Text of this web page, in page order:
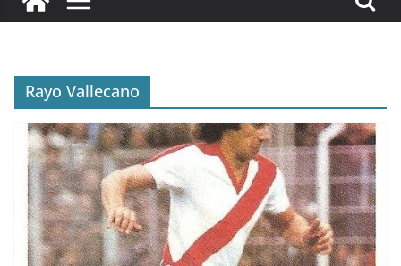
Rayo Vallecano